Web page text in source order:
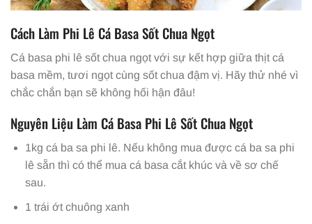
Cách Làm Phi Lê Cá Basa Sốt Chua Ngọt
Cá basa phi lê sốt chua ngọt với sự kết hợp giữa thịt cá
basa mềm, tươi ngọt cùng sốt chua đậm vị. Hãy thử nhé vì
chắc chắn bạn sẽ không hối hận đâu!
Nguyên Liệu Làm Cá Basa Phi Lê Sốt Chua Ngọt
1kg cá ba sa phi lê. Nếu không mua được cá ba sa phi
lê sẵn thì có thể mua cá basa cắt khúc và về sơ chế
sau.
1 trái ớt chuông xanh